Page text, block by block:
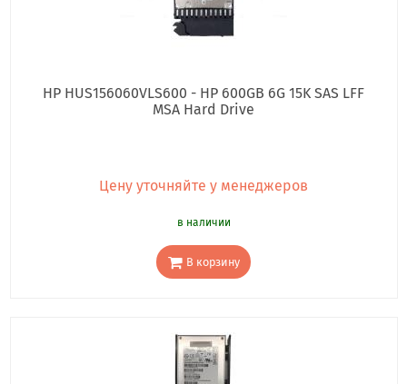
HP HUS156060VLS600 - HP 600GB 6G 15K SAS LFF
MSA Hard Drive
Цену уточняйте у менеджеров
в наличии
В корзину